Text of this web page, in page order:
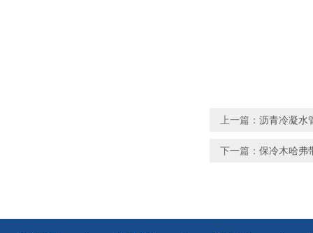
上一篇： 沥青冷凝水
下一篇： 保冷木哈弗